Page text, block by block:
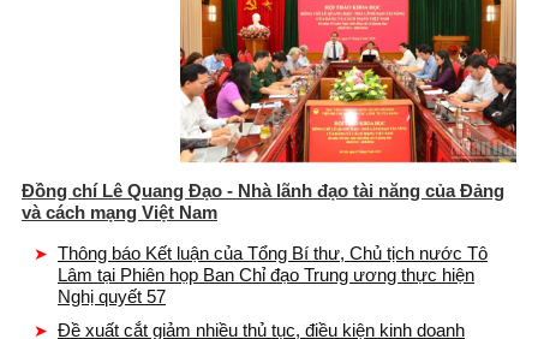
Đồng chí Lê Quang Đạo - Nhà lãnh đạo tài năng của Đảng
và cách mạng Việt Nam
Thông báo Kết luận của Tổng Bí thư, Chủ tịch nước Tô
Lâm tại Phiên họp Ban Chỉ đạo Trung ương thực hiện
Nghị quyết 57
Đề xuất cắt giảm nhiều thủ tục, điều kiện kinh doanh